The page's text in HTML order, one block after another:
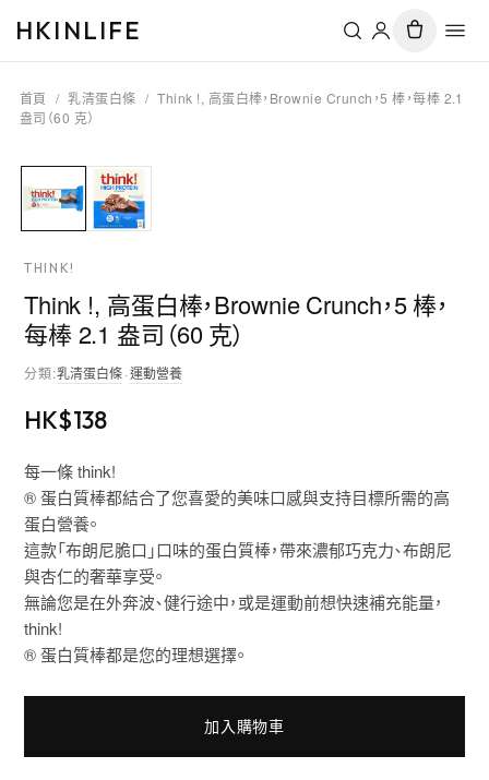
HKINLIFE
首頁 / 乳清蛋白條 / Think !, 高蛋白棒，Brownie Crunch，5 棒，每棒 2.1
盎司（60 克）
THINK!
Think !, 高蛋白棒，Brownie Crunch，5 棒，
每棒 2.1 盎司（60 克）
分類:乳清蛋白條·運動營養
HK$138
每一條 think!
® 蛋白質棒都結合了您喜愛的美味口感與支持目標所需的高
蛋白營養。
這款「布朗尼脆口」口味的蛋白質棒，帶來濃郁巧克力、布朗尼
與杏仁的奢華享受。
無論您是在外奔波、健行途中，或是運動前想快速補充能量，
think!
® 蛋白質棒都是您的理想選擇。
加入購物車